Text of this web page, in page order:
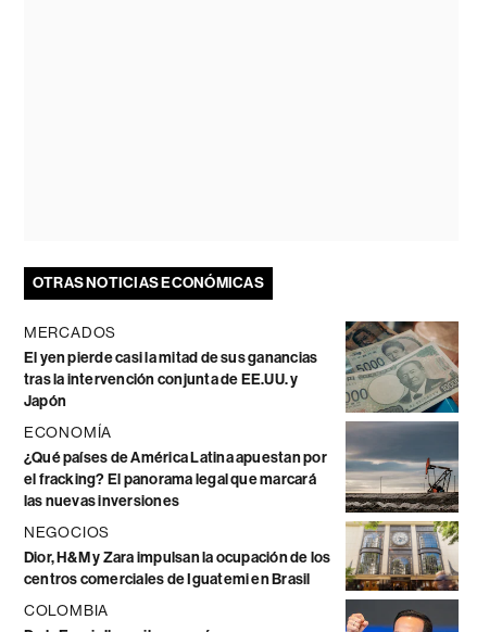
OTRAS NOTICIAS ECONÓMICAS
MERCADOS
El yen pierde casi la mitad de sus ganancias
tras la intervención conjunta de EE.UU. y
Japón
ECONOMÍA
¿Qué países de América Latina apuestan por
el fracking? El panorama legal que marcará
las nuevas inversiones
NEGOCIOS
Dior, H&M y Zara impulsan la ocupación de los
centros comerciales de Iguatemi en Brasil
COLOMBIA